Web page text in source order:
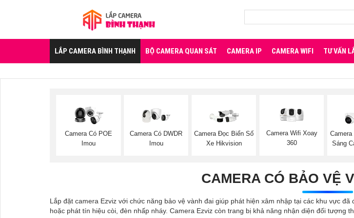
LẮP CAMERA BÌNH THẠNH BỘ CAMERA QUAN SÁT CAMERA IP CAMERA WIFI TƯ VẤN
Camera Có POE
Imou
Camera Có DWDR
Imou
Camera Đọc Biển Số
Xe Hikvision
Camera Wifi Xoay
360
Sáng
CAMERA CÓ BẢO VỆ
Lắp đặt camera Ezviz với chức năng bảo vệ vành đai giúp phát hiện xâm nhập tại các khu vực
hoặc phát tín hiệu còi, đèn nhấp nháy. Camera Ezviz còn trang bị khả năng nhận diện đối